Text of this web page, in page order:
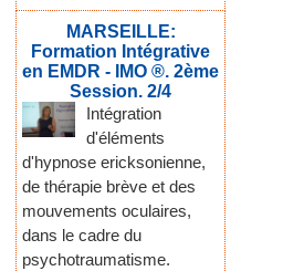
MARSEILLE:
Formation Intégrative
en EMDR - IMO ®. 2ème
Session. 2/4
Intégration
d'éléments
d'hypnose ericksonienne,
de thérapie brève et des
mouvements oculaires,
dans le cadre du
psychotraumatisme.